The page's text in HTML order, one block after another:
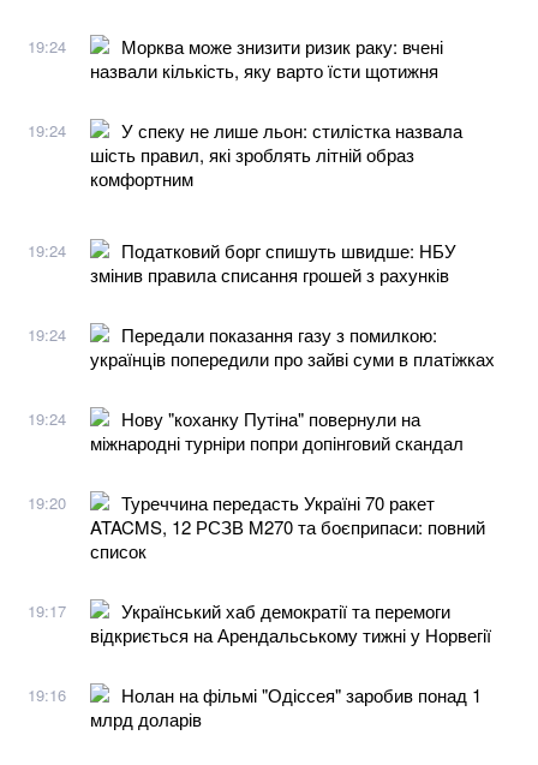
19:24
Морква може знизити ризик раку: вчені
назвали кількість, яку варто їсти щотижня
19:24
У спеку не лише льон: стилістка назвала
шість правил, які зроблять літній образ
комфортним
19:24
Податковий борг спишуть швидше: НБУ
змінив правила списання грошей з рахунків
19:24
Передали показання газу з помилкою:
українців попередили про зайві суми в платіжках
19:24
Нову "коханку Путіна" повернули на
міжнародні турніри попри допінговий скандал
19:20
Туреччина передасть Україні 70 ракет
ATACMS, 12 РСЗВ M270 та боєприпаси: повний
список
19:17
Український хаб демократії та перемоги
відкриється на Арендальському тижні у Норвегії
19:16
Нолан на фільмі "Одіссея" заробив понад 1
млрд доларів